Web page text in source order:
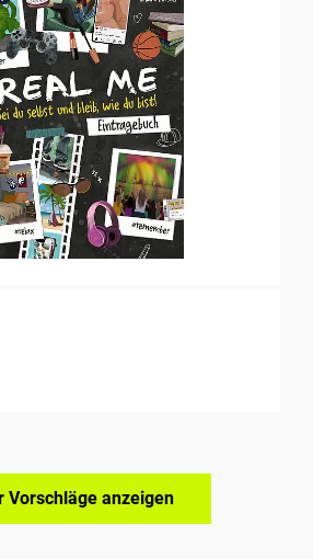
Vorschläge anzeigen